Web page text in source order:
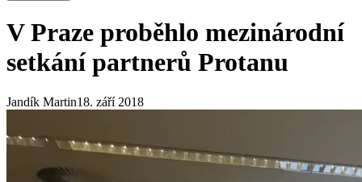
V Praze proběhlo mezinárodní
setkání partnerů Protanu
Jandík Martin18. září 2018